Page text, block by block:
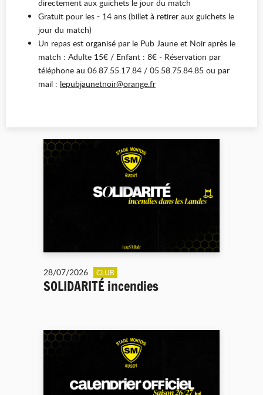
directement aux guichets le jour du match
Gratuit pour les - 14 ans (billet à retirer aux guichets le
jour du match)
Un repas est organisé par le Pub Jaune et Noir après le
match : Adulte 15€ / Enfant : 8€ - Réservation par
téléphone au 06.87.55.17.84 / 05.58.75.84.85 ou par
mail : lepubjaunetnoir@orange.fr
28/07/2026 CLUB
SOLIDARITÉ incendies